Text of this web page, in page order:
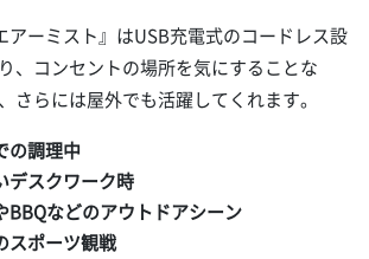
アーミスト』はUSB充電式のコードレス設
、コンセントの場所を気にすることな
さらには屋外でも活躍してくれます。
の調理中
デスクワーク時
BBQなどのアウトドアシーン
スポーツ観戦